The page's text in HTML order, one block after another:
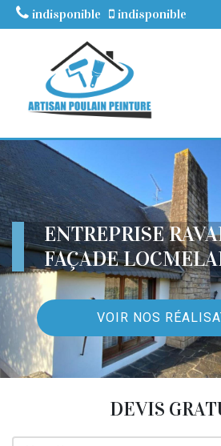
indisponible indisponible
ENTREPRISE
FAÇADE
VOIR NOS
DEVIS